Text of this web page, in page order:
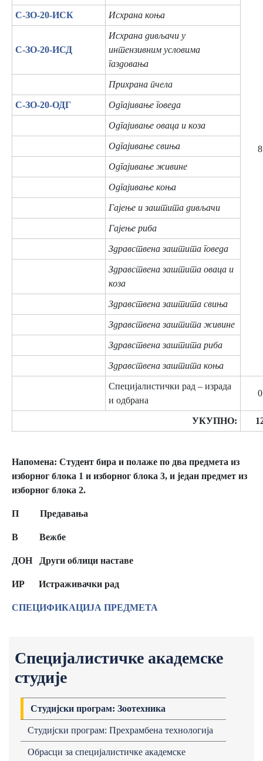
Специјалистичке академске
студије
Студијски програм: Зоотехника
Студијски програм: Прехрамбена технологија
Обрасци за специјалистичке академске
8
C-ЗО-20-ИСК Исхрана коња
C-ЗО-20-ИСД
Исхрана дивљачи у
интензивним условима
газдовања
Прихрана пчела
C-ЗО-20-ОДГ Одгајивање говеда
Одгајивање оваца и коза
Одгајивање свиња
Одгајивање живине
Одгајивање коња
Гајење и заштита дивљачи
Гајење риба
Здравствена заштита говеда
Здравствена заштита оваца и
коза
Здравствена заштита свиња
Здравствена заштита живине
Здравствена заштита риба
Здравствена заштита коња
Специјалистички рад – израда
и одбрана
0
УКУПНО:
Напомена: Студент бира и полаже по два предмета из
изборног блока 1 и изборног блока 3, и један предмет из
изборног блока 2.
П Предавања
В Вежбе
ДОН Други облици наставе
ИР Истраживачки рад
СПЕЦИФИКАЦИЈА ПРЕДМЕТА